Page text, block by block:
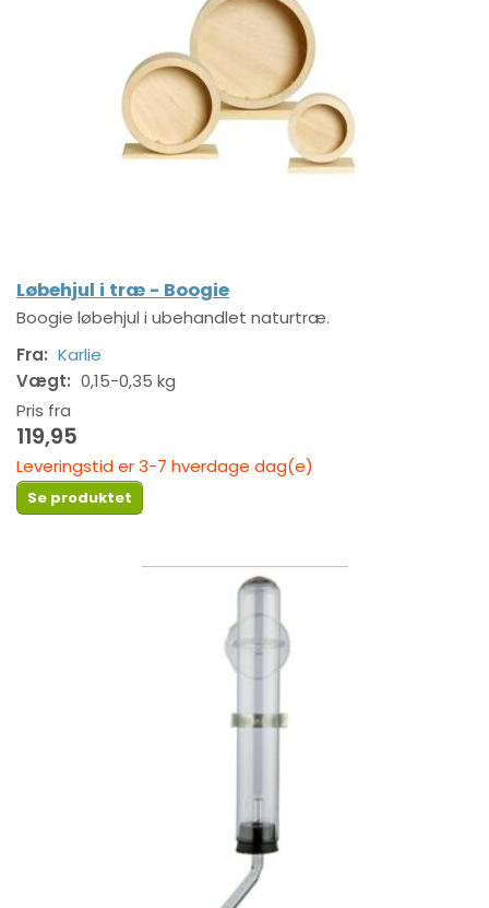
Løbehjul i træ - Boogie
Boogie løbehjul i ubehandlet naturtræ.
Fra: Karlie
Vægt: 0,15-0,35 kg
Pris fra
119,95
Leveringstid er 3-7 hverdage dag(e)
Se produktet